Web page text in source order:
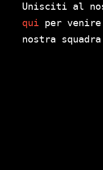
Unisciti al
qui per
nostra